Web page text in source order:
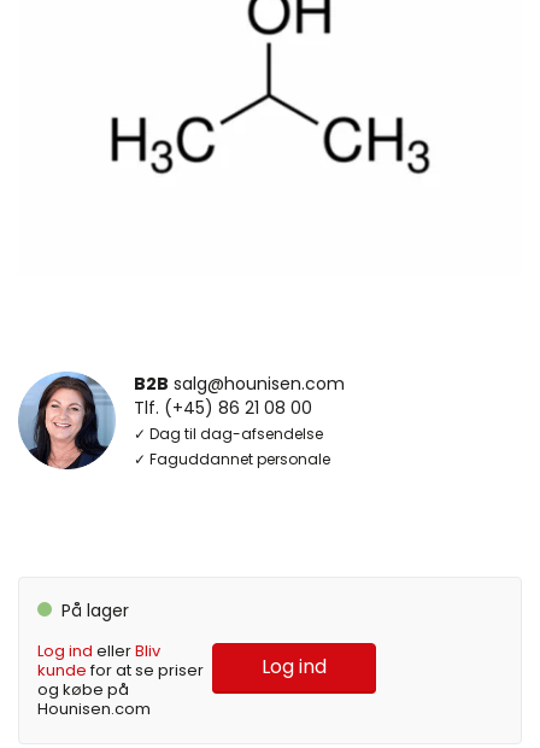
B2B salg@hounisen.com
Tlf. (+45) 86 21 08 00
✓ Dag til dag-afsendelse
✓ Faguddannet personale
På lager
Log ind ellerBliv
kundefor at se priser
og købe på
Hounisen.com
Log ind